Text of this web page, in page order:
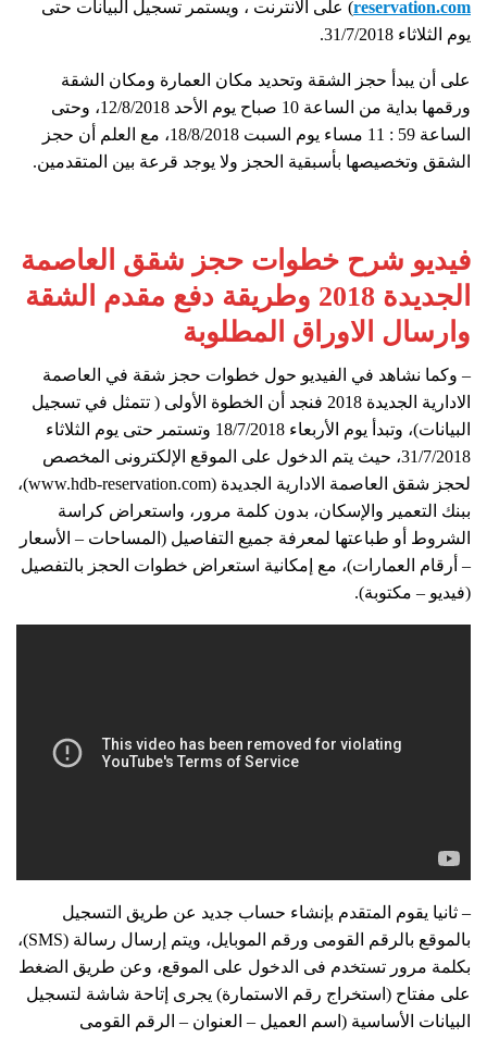
reservation.com) على الانترنت ، ويستمر تسجيل البيانات حتى
يوم الثلاثاء 31/7/2018.
على أن يبدأ حجز الشقة وتحديد مكان العمارة ومكان الشقة
ورقمها بداية من الساعة 10 صباح يوم الأحد 12/8/2018، وحتى
الساعة 59 : 11 مساء يوم السبت 18/8/2018، مع العلم أن حجز
الشقق وتخصيصها بأسبقية الحجز ولا يوجد قرعة بين المتقدمين.
فيديو شرح خطوات حجز شقق العاصمة
الجديدة 2018 وطريقة دفع مقدم الشقة
وارسال الاوراق المطلوبة
– وكما نشاهد في الفيديو حول خطوات حجز شقة في العاصمة
الادارية الجديدة 2018 فنجد أن الخطوة الأولى ( تتمثل في تسجيل
البيانات)، وتبدأ يوم الأربعاء 18/7/2018 وتستمر حتى يوم الثلاثاء
31/7/2018، حيث يتم الدخول على الموقع الإلكترونى المخصص
لحجز شقق العاصمة الادارية الجديدة (www.hdb-reservation.com)،
ببنك التعمير والإسكان، بدون كلمة مرور، واستعراض كراسة
الشروط أو طباعتها لمعرفة جميع التفاصيل (المساحات – الأسعار
– أرقام العمارات)، مع إمكانية استعراض خطوات الحجز بالتفصيل
(فيديو – مكتوبة).
– ثانيا يقوم المتقدم بإنشاء حساب جديد عن طريق التسجيل
بالموقع بالرقم القومى ورقم الموبايل، ويتم إرسال رسالة (SMS)،
بكلمة مرور تستخدم فى الدخول على الموقع، وعن طريق الضغط
على مفتاح (استخراج رقم الاستمارة) يجرى إتاحة شاشة لتسجيل
البيانات الأساسية (اسم العميل – العنوان – الرقم القومى